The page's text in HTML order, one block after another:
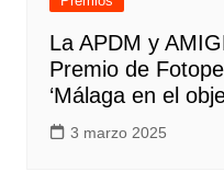
La APDM y
Premio de
‘Málaga en el
3 marzo 2025